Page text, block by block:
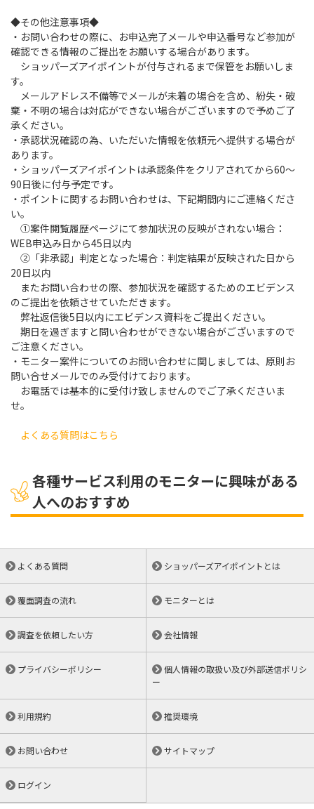
◆その他注意事項◆
・お問い合わせの際に、お申込完了メールや申込番号など参加が
確認できる情報のご提出をお願いする場合があります。
ショッパーズアイポイントが付与されるまで保管をお願いしま
す。
メールアドレス不備等でメールが未着の場合を含め、紛失・破
棄・不明の場合は対応ができない場合がございますので予めご了
承ください。
・承認状況確認の為、いただいた情報を依頼元へ提供する場合が
あります。
・ショッパーズアイポイントは承認条件をクリアされてから60～
90日後に付与予定です。
・ポイントに関するお問い合わせは、下記期間内にご連絡くださ
い。
①案件閲覧履歴ページにて参加状況の反映がされない場合：
WEB申込み日から45日以内
②「非承認」判定となった場合：判定結果が反映された日から
20日以内
またお問い合わせの際、参加状況を確認するためのエビデンス
のご提出を依頼させていただきます。
弊社返信後5日以内にエビデンス資料をご提出ください。
期日を過ぎますと問い合わせができない場合がございますので
ご注意ください。
・モニター案件についてのお問い合わせに関しましては、原則お
問い合せメールでのみ受付けております。
お電話では基本的に受付け致しませんのでご了承くださいま
せ。
よくある質問はこちら
各種サービス利用のモニターに興味がある
人へのおすすめ
よくある質問 ショッパーズアイポイントとは
覆面調査の流れ モニターとは
調査を依頼したい方 会社情報
プライバシーポリシー
個人情報の取扱い及び外部送信ポリシ
ー
利用規約 推奨環境
お問い合わせ サイトマップ
ログイン